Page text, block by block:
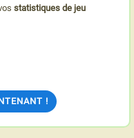
statistiques de jeu
!